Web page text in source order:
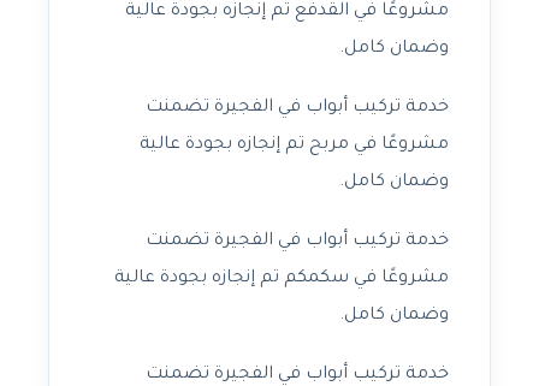
مشروعًا في القدفع تم إنجازه بجودة عالية
وضمان كامل.
خدمة تركيب أبواب في الفجيرة تضمنت
مشروعًا في مربح تم إنجازه بجودة عالية
وضمان كامل.
خدمة تركيب أبواب في الفجيرة تضمنت
مشروعًا في سكمكم تم إنجازه بجودة عالية
وضمان كامل.
خدمة تركيب أبواب في الفجيرة تضمنت